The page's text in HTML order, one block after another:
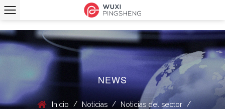
NEWS
Inicio / Noticias / Noticias del sector /